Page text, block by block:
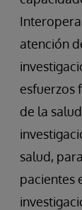
atención
esfuerzos
de la
salud,
pacientes